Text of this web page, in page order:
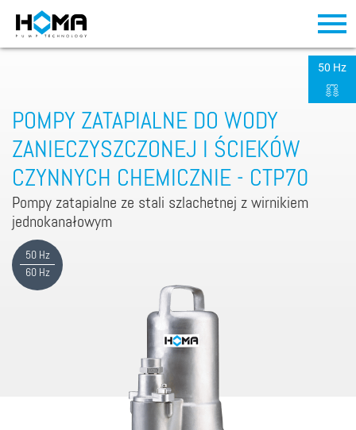
POMPY ZATAPIALNE DO WODY
ZANIECZYSZCZONEJ I ŚCIEKÓW
CZYNNYCH CHEMICZNIE - CTP70
Pompy zatapialne ze stali szlachetnej z wirnikiem
jednokanałowym
50 Hz
60 Hz
50 Hz